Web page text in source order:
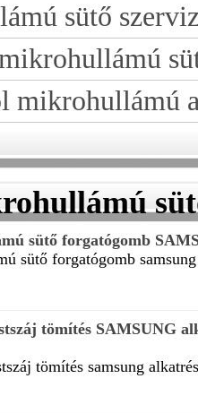
sütő
mikrohullámú
sütő forgatógomb
sütő forgatógomb
tömítés SAMSUNG
tömítés samsung